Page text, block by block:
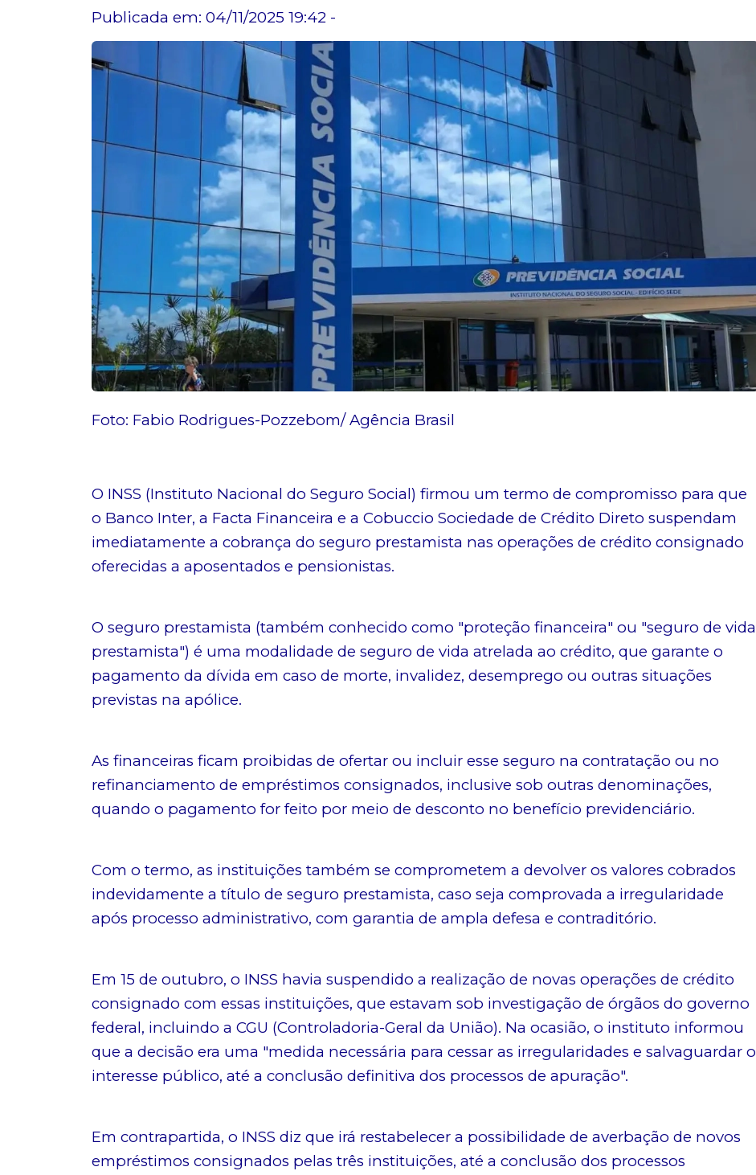
Publicada em: 04/11/2025 19:42 -
Foto: Fabio Rodrigues-Pozzebom/ Agência Brasil
O INSS (Instituto Nacional do Seguro Social) firmou um termo de compromisso para que
o Banco Inter, a Facta Financeira e a Cobuccio Sociedade de Crédito Direto suspendam
imediatamente a cobrança do seguro prestamista nas operações de crédito consignado
oferecidas a aposentados e pensionistas.
O seguro prestamista (também conhecido como "proteção financeira" ou "seguro de vida
prestamista") é uma modalidade de seguro de vida atrelada ao crédito, que garante o
pagamento da dívida em caso de morte, invalidez, desemprego ou outras situações
previstas na apólice.
As financeiras ficam proibidas de ofertar ou incluir esse seguro na contratação ou no
refinanciamento de empréstimos consignados, inclusive sob outras denominações,
quando o pagamento for feito por meio de desconto no benefício previdenciário.
Com o termo, as instituições também se comprometem a devolver os valores cobrados
indevidamente a título de seguro prestamista, caso seja comprovada a irregularidade
após processo administrativo, com garantia de ampla defesa e contraditório.
Em 15 de outubro, o INSS havia suspendido a realização de novas operações de crédito
consignado com essas instituições, que estavam sob investigação de órgãos do governo
federal, incluindo a CGU (Controladoria-Geral da União). Na ocasião, o instituto informou
que a decisão era uma "medida necessária para cessar as irregularidades e salvaguardar o
interesse público, até a conclusão definitiva dos processos de apuração".
Em contrapartida, o INSS diz que irá restabelecer a possibilidade de averbação de novos
empréstimos consignados pelas três instituições, até a conclusão dos processos